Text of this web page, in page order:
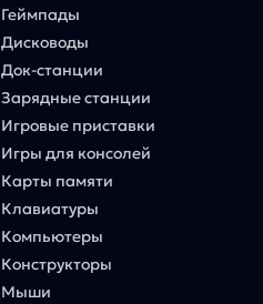
Геймпады
Дисководы
Док-станции
Зарядные станции
Игровые приставки
Игры для консолей
Карты памяти
Клавиатуры
Компьютеры
Конструкторы
Мыши